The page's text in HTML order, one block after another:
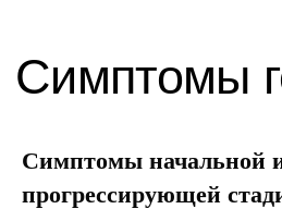
Симптомы начальной
прогрессирующей